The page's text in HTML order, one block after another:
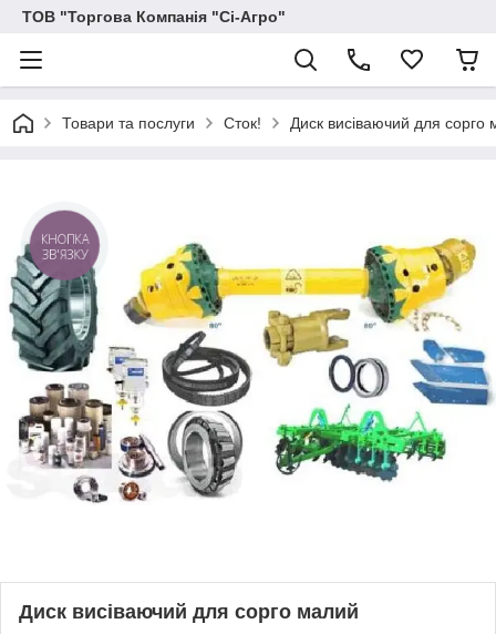
ТОВ "Торгова Компанія "Сі-Агро"
Товари та послуги Сток! Диск висiваючий для сорго
Диск висiваючий для сорго малий
КНОПКА
ЗВ'ЯЗКУ